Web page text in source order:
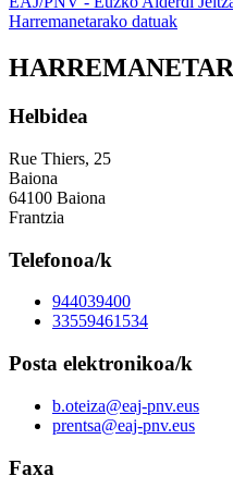
Harremanetarako datuak
Helbidea
Rue Thiers, 25
Baiona
64100 Baiona
Frantzia
Telefonoa/k
944039400
33559461534
Posta elektronikoa/k
b.oteiza@eaj-pnv.eus
prentsa@eaj-pnv.eus
Faxa